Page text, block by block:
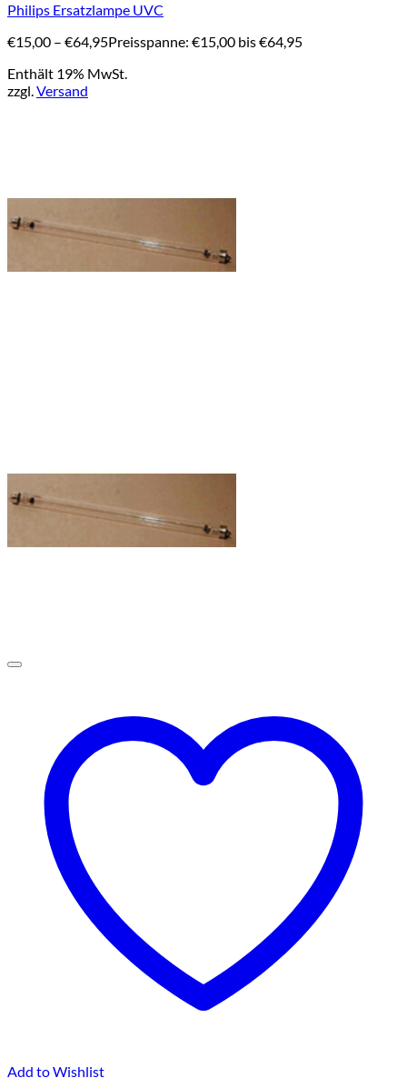
Philips Ersatzlampe UVC
€15,00 – €64,95Preisspanne: €15,00 bis €64,95
Enthält 19% MwSt.
zzgl.Versand
Add to Wishlist